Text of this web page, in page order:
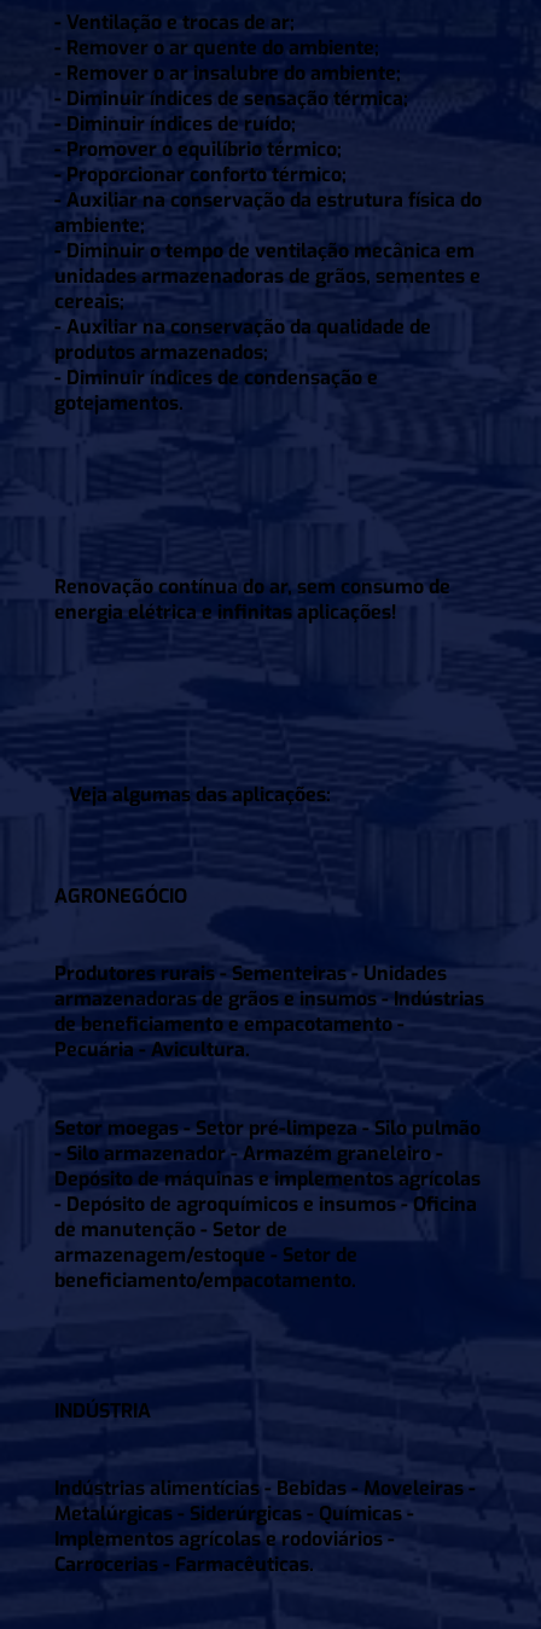
- Ventilação e trocas de ar;
- Remover o ar quente do ambiente;
- Remover o ar insalubre do ambiente;
- Diminuir índices de sensação térmica;
- Diminuir índices de ruído;
- Promover o equilíbrio térmico;
- Proporcionar conforto térmico;
- Auxiliar na conservação da estrutura física do
ambiente;
- Diminuir o tempo de ventilação mecânica em
unidades armazenadoras de grãos, sementes e
cereais;
- Auxiliar na conservação da qualidade de
produtos armazenados;
- Diminuir índices de condensação e
gotejamentos.
Renovação contínua do ar, sem consumo de
energia elétrica e infinitas aplicações!
Veja algumas das aplicações:
AGRONEGÓCIO
Produtores rurais - Sementeiras - Unidades
armazenadoras de grãos e insumos - Indústrias
de beneficiamento e empacotamento -
Pecuária - Avicultura.
Setor moegas - Setor pré-limpeza - Silo pulmão
- Silo armazenador - Armazém graneleiro -
Depósito de máquinas e implementos agrícolas
- Depósito de agroquímicos e insumos - Oficina
de manutenção - Setor de
armazenagem/estoque - Setor de
beneficiamento/empacotamento.
INDÚSTRIA
Indústrias alimentícias - Bebidas - Moveleiras -
Metalúrgicas - Siderúrgicas - Químicas -
Implementos agrícolas e rodoviários -
Carrocerias - Farmacêuticas.